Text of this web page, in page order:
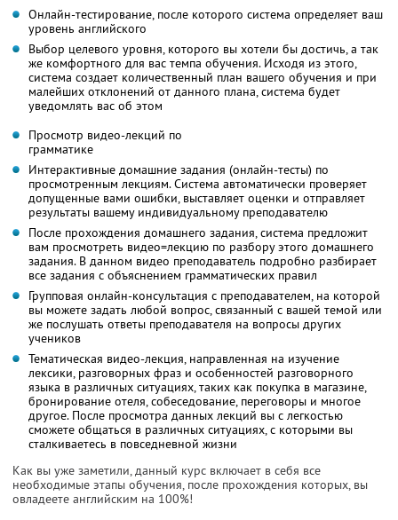
Онлайн-тестирование, после которого система определяет ваш
уровень английского
Выбор целевого уровня, которого вы хотели бы достичь, а так
же комфортного для вас темпа обучения. Исходя из этого,
система создает количественный план вашего обучения и при
малейших отклонений от данного плана, система будет
уведомлять вас об этом
Просмотр видео-лекций по
грамматике
Интерактивные домашние задания (онлайн-тесты) по
просмотренным лекциям. Система автоматически проверяет
допущенные вами ошибки, выставляет оценки и отправляет
результаты вашему индивидуальному преподавателю
После прохождения домашнего задания, система предложит
вам просмотреть видео=лекцию по разбору этого домашнего
задания. В данном видео преподаватель подробно разбирает
все задания с объяснением грамматических правил
Групповая онлайн-консультация с преподавателем, на которой
вы можете задать любой вопрос, связанный с вашей темой или
же послушать ответы преподавателя на вопросы других
учеников
Тематическая видео-лекция, направленная на изучение
лексики, разговорных фраз и особенностей разговорного
языка в различных ситуациях, таких как покупка в магазине,
бронирование отеля, собеседование, переговоры и многое
другое. После просмотра данных лекций вы с легкостью
сможете общаться в различных ситуациях, с которыми вы
сталкиваетесь в повседневной жизни
Как вы уже заметили, данный курс включает в себя все
необходимые этапы обучения, после прохождения которых, вы
овладеете английским на 100%!